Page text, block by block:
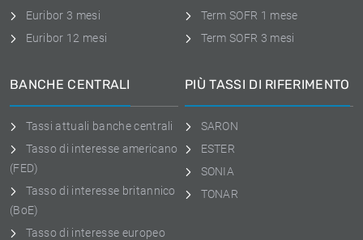
Euribor 3 mesi
Euribor 12 mesi
Term SOFR 1 mese
Term SOFR 3 mesi
BANCHE CENTRALI
Tassi attuali banche centrali
Tasso di interesse americano
(FED)
Tasso di interesse britannico
(BoE)
Tasso di interesse europeo
PIÙ TASSI DI RIFERIMENTO
SARON
ESTER
SONIA
TONAR